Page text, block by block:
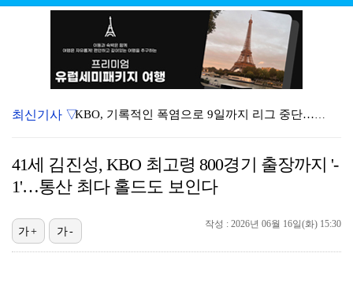
KBO, 기록적인 폭염으로 9일까지 리그 중단…내달 6…
대한축구협회, 외국인 심판 7차례 성접대 의혹…이 기간…
3승 사냥 시동 건 서교림 "샷·퍼트 만족스러워…좋은 …
최신기사 ▽
41세 김진성, KBO 최고령 800경기 출장까지 '-
1'…통산 최다 홀드도 보인다
작성 : 2026년 06월 16일(화) 15:30
가+ 가-